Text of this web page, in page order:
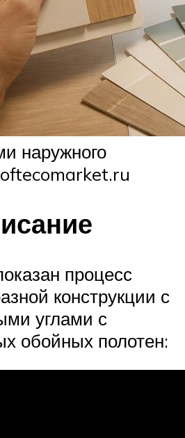
наружного
процесс
конструкции с
углами с
обойных полотен: